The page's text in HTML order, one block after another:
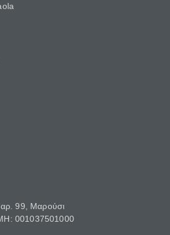
99, Μαρούσι
001037501000